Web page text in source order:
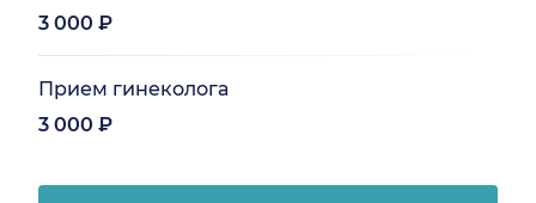
3 000 ₽
Прием гинеколога
3 000 ₽